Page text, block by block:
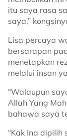
itu saya rasa
saya,”
Lisa percaya
bersarapan
menetapkan
melalui insan
“Walaupun
Allah Yang
bahawa saya
“Kak Ina